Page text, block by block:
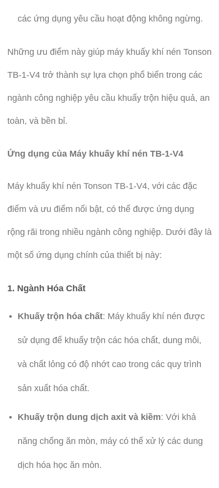
các ứng dụng yêu cầu hoạt động không ngừng.
Những ưu điểm này giúp máy khuấy khí nén Tonson
TB-1-V4 trở thành sự lựa chọn phổ biến trong các
ngành công nghiệp yêu cầu khuấy trộn hiệu quả, an
toàn, và bền bỉ.
Ứng dụng của Máy khuấy khí nén TB-1-V4
Máy khuấy khí nén Tonson TB-1-V4, với các đặc
điểm và ưu điểm nổi bật, có thể được ứng dụng
rộng rãi trong nhiều ngành công nghiệp. Dưới đây là
một số ứng dụng chính của thiết bị này:
1. Ngành Hóa Chất
Khuấy trộn hóa chất: Máy khuấy khí nén được
sử dụng để khuấy trộn các hóa chất, dung môi,
và chất lỏng có độ nhớt cao trong các quy trình
sản xuất hóa chất.
Khuấy trộn dung dịch axit và kiềm: Với khả
năng chống ăn mòn, máy có thể xử lý các dung
dịch hóa học ăn mòn.